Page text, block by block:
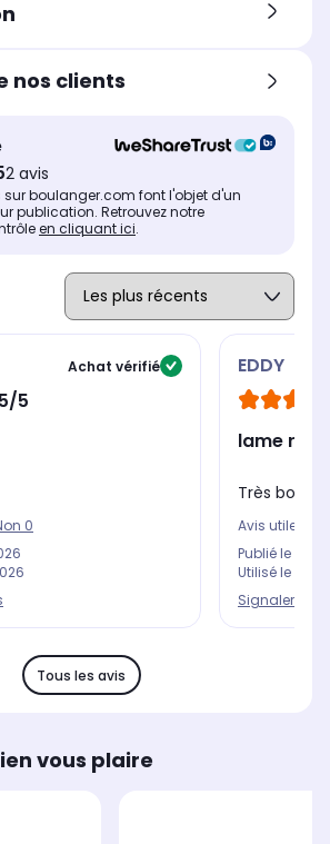
nos clients
2 avis
sur boulanger.com font l'objet d'un
publication. Retrouvez notre
en cliquant ici.
Achat vérifié
5/5
0
EDDY
lame
Très bon
Avis utile ?
Publié le
Utilisé le
Signaler un
Tous les avis
vous plaire